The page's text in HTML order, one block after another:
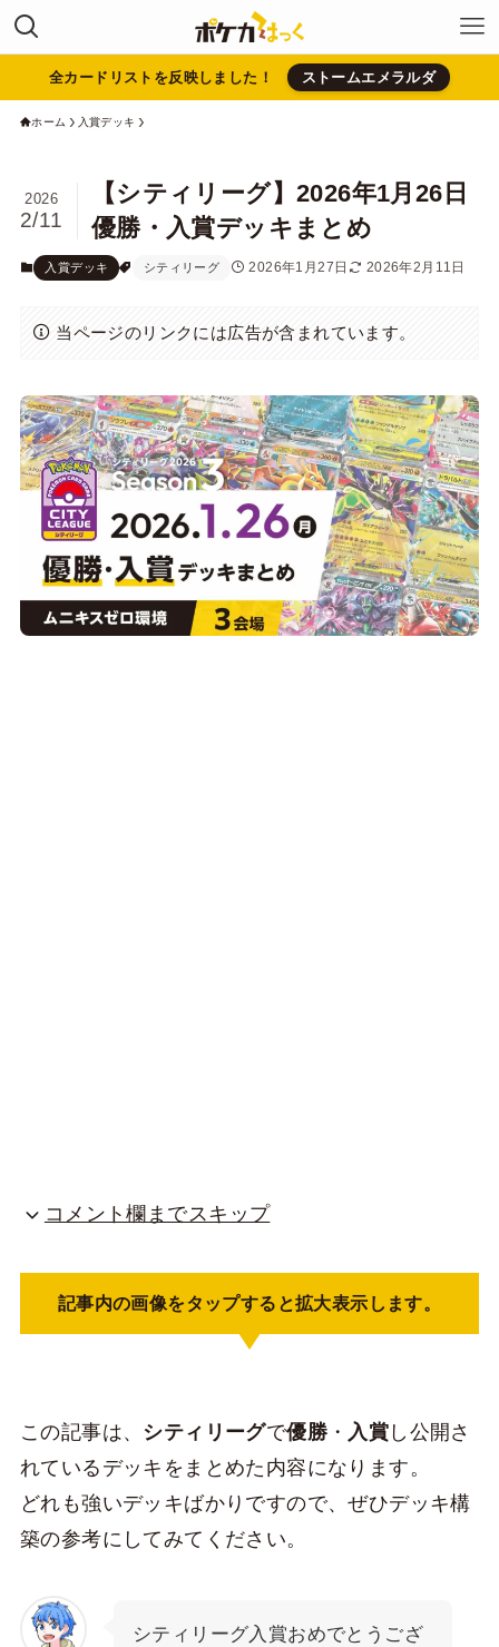
全カードリストを反映しました！ ストームエメラルダ
ホーム 入賞デッキ
【シティリーグ】2026年1月26日
優勝・入賞デッキまとめ
2026
2/11
入賞デッキ シティリーグ 2026年1月27日 2026年2月11日
当ページのリンクには広告が含まれています。
コメント欄までスキップ
記事内の画像をタップすると拡大表示します。
この記事は、 シティリーグで優勝・ 入賞 し公開さ
れているデッキをまとめた内容になります。
どれも強いデッキばかりですので、ぜひデッキ構
築の参考にしてみてください。
シティリーグ入賞おめでとうござ